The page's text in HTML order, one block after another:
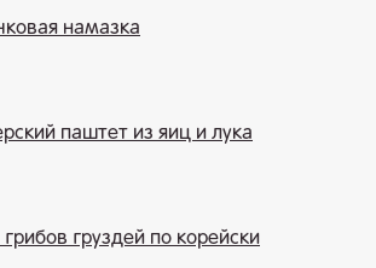
намазка
паштет из яиц и лука
груздей по корейски